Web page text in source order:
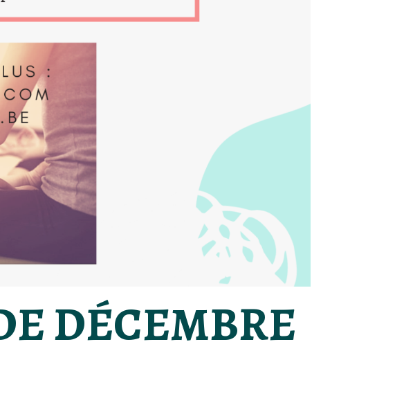
DÉCEMBRE